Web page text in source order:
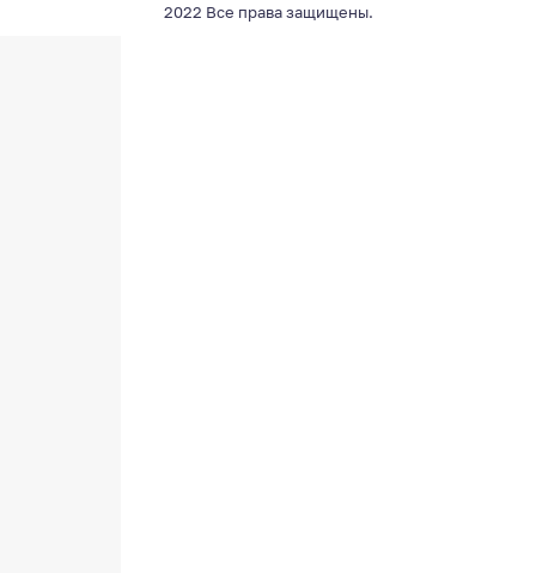
2022 Все права защищены.